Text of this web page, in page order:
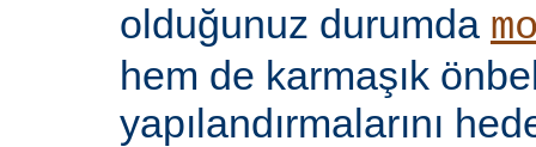
olduğunuz durumda
hem de karmaşık
yapılandırmalarını